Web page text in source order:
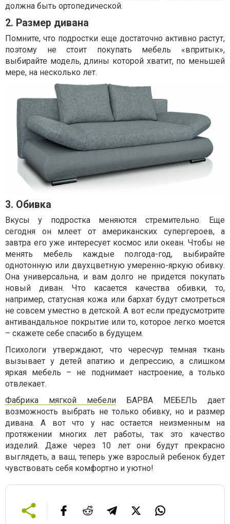
должна быть ортопедической.
2. Размер дивана
Помните, что подростки еще достаточно активно растут,
поэтому не стоит покупать мебель «впритык»,
выбирайте модель, длины которой хватит, по меньшей
мере, на несколько лет.
3. Обивка
Вкусы у подростка меняются стремительно. Еще
сегодня он млеет от американских супергероев, а
завтра его уже интересует космос или океан. Чтобы не
менять мебель каждые полгода-год, выбирайте
однотонную или двухцветную умеренно-яркую обивку.
Она универсальна, и вам долго не придется покупать
новый диван. Что касается качества обивки, то,
например, статусная кожа или бархат будут смотреться
не совсем уместно в детской. А вот если предусмотрите
антивандальное покрытие или то, которое легко моется
– скажете себе спасибо в будущем.
Психологи утверждают, что чересчур темная ткань
вызывает у детей апатию и депрессию, а слишком
яркая мебель – не поднимает настроение, а только
отвлекает.
Фабрика мягкой мебели БАРВА МЕБЕЛЬ дает
возможность выбрать не только обивку, но и размер
дивана. А вот что у нас остается неизменным на
протяжении многих лет работы, так это качество
изделий. Даже через 10 лет они будут прекрасно
выглядеть, а ваш, теперь уже взрослый ребенок будет
чувствовать себя комфортно и уютно!